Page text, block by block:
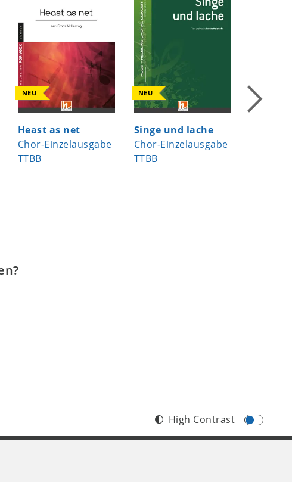
NEU
Heast as net
Chor-Einzelausgabe
TTBB
NEU
Singe und lache
Chor-Einzelausgabe
TTBB
NEU
High Contrast